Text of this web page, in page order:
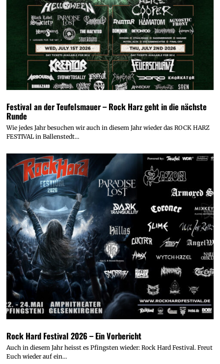
Festival an der Teufelsmauer – Rock Harz geht in die nächste
Runde
Wie jedes Jahr besuchen wir auch in diesem Jahr wieder das ROCK HARZ
FESTIVAL in Ballenstedt…
Rock Hard Festival 2026 – Ein Vorbericht
Auch in diesem Jahr heisst es Pfingsten wieder: Rock Hard Festival. Freut
Euch wieder auf ein…